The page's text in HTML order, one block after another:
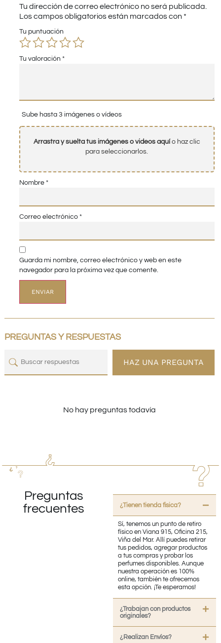
Tu dirección de correo electrónico no será publicada.
Los campos obligatorios están marcados con *
Tu puntuación
Tu valoración *
Sube hasta 3 imágenes o vídeos
Arrastra y suelta tus imágenes o videos aquío haz clic
para seleccionarlos.
Nombre *
Correo electrónico *
Guarda mi nombre, correo electrónico y web en este
navegador para la próxima vez que comente.
PREGUNTAS Y RESPUESTAS
HAZ UNA PREGUNTA
No hay preguntas todavía
Preguntas
frecuentes
¿Tienen tienda fisica?
Sí, tenemos un punto de retiro
físico en Viana 915, Oficina 215,
Viña del Mar. Allí puedes retirar
tus pedidos, agregar productos
a tus compras y probar los
perfumes disponibles. Aunque
nuestra operación es 100%
online, también te ofrecemos
esta opción. ¡Te esperamos!
¿Trabajan con productos
originales?
¿Realizan Envíos?